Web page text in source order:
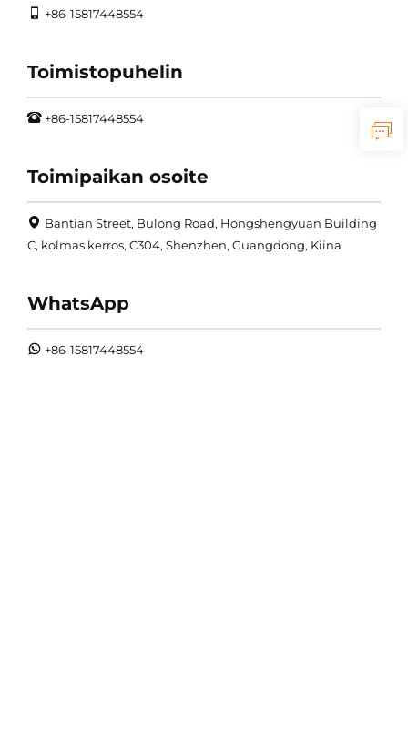
+86-15817448554
Toimistopuhelin
+86-15817448554
Toimipaikan osoite
Bantian Street, Bulong Road, Hongshengyuan Building
C, kolmas kerros, C304, Shenzhen, Guangdong, Kiina
WhatsApp
+86-15817448554